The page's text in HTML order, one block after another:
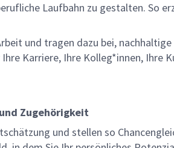
Laufbahn zu gestalten. So
und tragen dazu bei,
Karriere, Ihre Kolleg*innen, Ihre
Zugehörigkeit
und stellen so